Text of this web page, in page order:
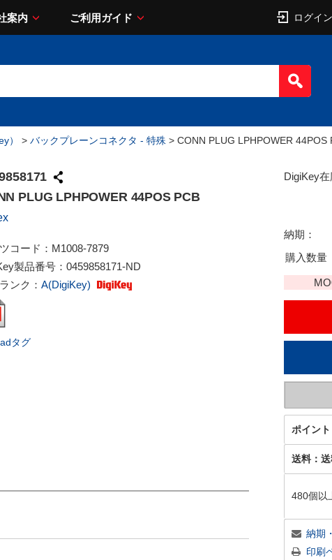
案内 ご利用ガイド ログイン
） > バックプレーンコネクタ - 特殊 > CONN PLUG LPHPOWER 44POS
PLUG LPHPOWER 44POS PCB
コード： M1008-7879
製品番号： 0459858171-ND
ンク： A(DigiKey)
DigiKey在
納期：
購入数量
ポイント
送料：
480個以
納期
印刷